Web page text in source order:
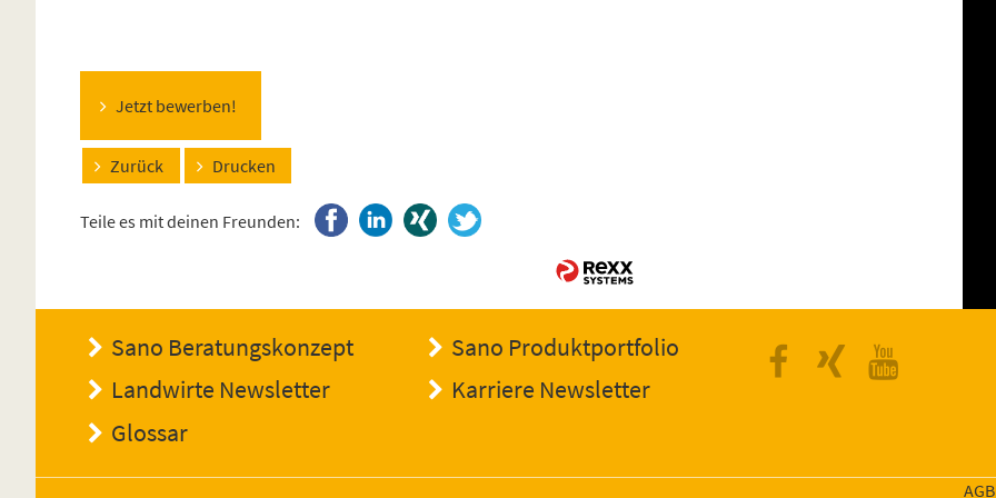
Zurück Drucken
Jetzt bewerben!
Teile es mit deinen Freunden:
Sano Beratungskonzept
Sano Produktportfolio
Landwirte Newsletter
Karriere Newsletter
Glossar
Facebook
Xing
AGB